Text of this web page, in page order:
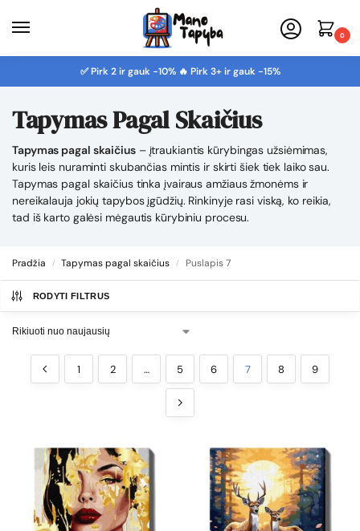
0
✅ Pirk 2 ir gauk -10% 🔥 Pirk 3+ ir gauk -15%
Tapymas Pagal Skaičius
Tapymas pagal skaičius– įtraukiantis kūrybingas užsiėmimas,
kuris leis nuraminti skubančias mintis ir skirti šiek tiek laiko sau.
Tapymas pagal skaičius tinka įvairaus amžiaus žmonėms ir
nereikalauja jokių tapybos įgūdžių. Rinkinyje rasi viską, ko reikia,
tad iš karto galėsi mėgautis kūrybiniu procesu.
Pradžia / Tapymas pagal skaičius / Puslapis 7
RODYTI FILTRUS
1 2 … 5 6 7 8 9